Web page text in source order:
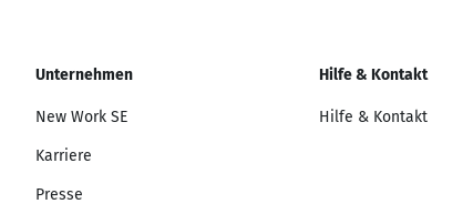
Unternehmen
New Work SE
Karriere
Presse
Hilfe & Kontakt
Hilfe & Kontakt